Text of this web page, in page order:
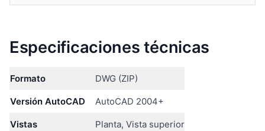
Especificaciones técnicas
Formato DWG (ZIP)
Versión AutoCAD AutoCAD 2004+
Vistas Planta, Vista superior